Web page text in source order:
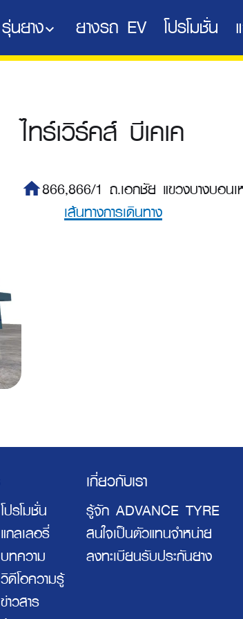
รุ่นยาง ยางรถ EV โปรโมชั่น
ไทร์เวิร์คส์ บีเคเค
home866,866/1 ถ.เอกชัย แขวงบางบอน
เส้นทางการเดินทาง
โปรโมชั่น
แกลเลอรี่
บทความ
วิดีโอความรู้
ข่าวสาร
เกี่ยวกับเรา
รู้จัก ADVANCE TYRE
สนใจเป็นตัวแทนจำหน่าย
ลงทะเบียนรับประกันยาง